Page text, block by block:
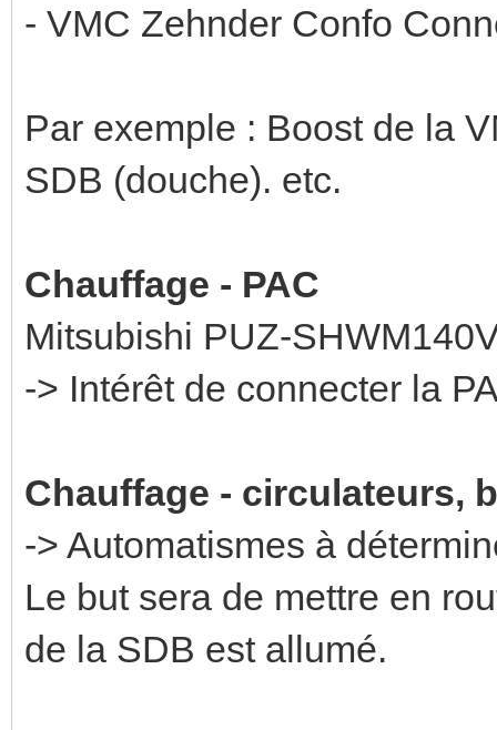
- VMC Zehnder Confo
Par exemple : Boost de la
SDB (douche). etc.
Chauffage - PAC
Mitsubishi PUZ-
-> Intérêt de connecter la
Chauffage - circulateurs,
-> Automatismes à
Le but sera de mettre en
de la SDB est allumé.